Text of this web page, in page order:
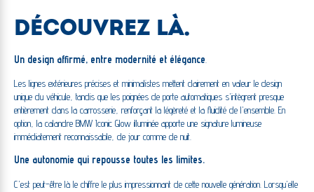
DÉCOUVREZ LÀ.
Un design affirmé, entre modernité et élégance
Les lignes extérieures précises et minimalistes mettent clairement en valeur le design
unique du véhicule, tandis que les poignées de porte automatiques s'intègrent presque
entièrement dans la carrosserie, renforçant la légèreté et la fluidité de l'ensemble. En
option, la calandre BMW Iconic Glow illuminée apporte une signature lumineuse
immédiatement reconnaissable, de jour comme de nuit.
Une autonomie qui repousse toutes les limites.
C'est peut-être là le chiffre le plus impressionnant de cette nouvelle génération. Lorsqu'elle